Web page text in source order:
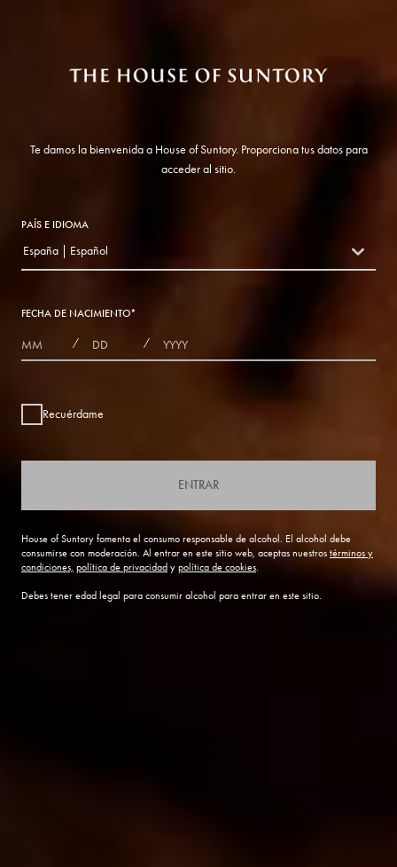
Te damos la bienvenida a House of Suntory. Proporciona tus datos para
acceder al sitio.
PAÍS E IDIOMA
countryDropdown
España | Español
FECHA DE NACIMIENTO*
MONTHS
/ DAYS / YEAR
Recuérdame
ENTRAR
House of Suntory fomenta el consumo responsable de alcohol. El alcohol debe
consumirse con moderación. Al entrar en este sitio web, aceptas nuestros términos y
condiciones, política de privacidad y política de cookies.
Debes tener edad legal para consumir alcohol para entrar en este sitio.